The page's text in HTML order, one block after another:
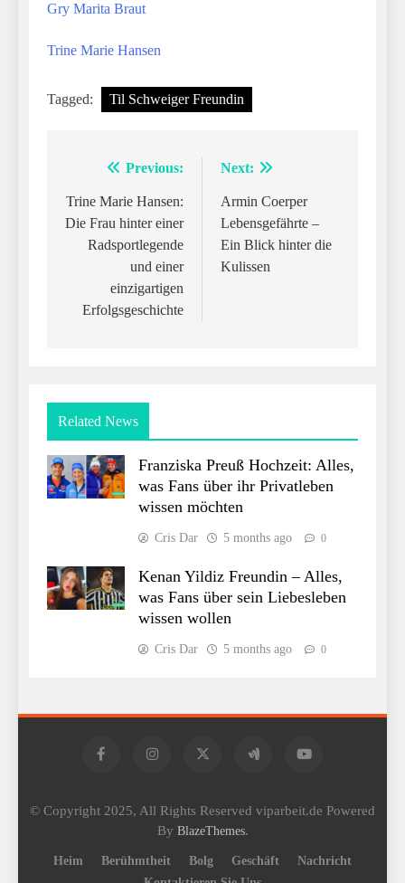
Gry Marita Braut
Trine Marie Hansen
Tagged: Til Schweiger Freundin
navigation
Previous:
Trine Marie Hansen:
Die Frau hinter einer
Radsportlegende
und einer
einzigartigen
Erfolgsgeschichte
Next:
Armin Coerper
Lebensgefährte –
Ein Blick hinter die
Kulissen
Related News
Franziska Preuß Hochzeit: Alles,
was Fans über ihr Privatleben
wissen möchten
Cris Dar 5 months ago 0
Kenan Yildiz Freundin – Alles,
was Fans über sein Liebesleben
wissen wollen
Cris Dar 5 months ago 0
© Copyright 2025, All Rights Reserved viparbeit.de Powered
By BlazeThemes.
Heim Berühmtheit Bolg Geschäft
Nachricht